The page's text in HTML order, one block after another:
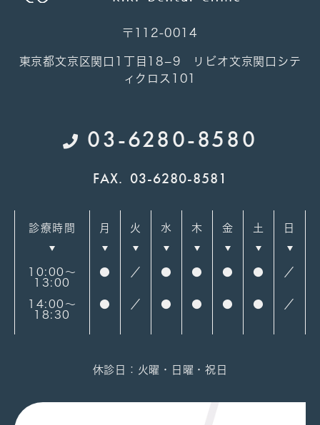
〒112-0014
東京都文京区関口1丁目18−9 リビオ文京関口シテ
ィクロス101
03-6280-8580
FAX. 03-6280-8581
診療時間 月 火 水 木 金 土 日
10:00～
13:00
● ／ ● ● ● ● ／
14:00～
18:30
● ／ ● ● ● ● ／
休診日：火曜・日曜・祝日